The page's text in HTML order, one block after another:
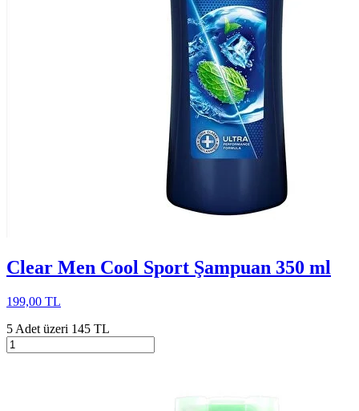
Clear Men Cool Sport Şampuan 350 ml
199,00 TL
5 Adet üzeri 145 TL